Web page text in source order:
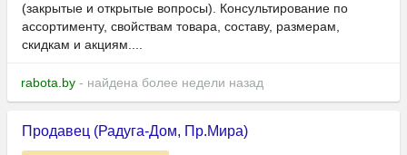
(закрытые и открытые вопросы). Консультирование по
ассортименту, свойствам товара, составу, размерам,
скидкам и акциям....
rabota.by - найдена более недели назад
Продавец (Радуга-Дом, Пр.Мира)